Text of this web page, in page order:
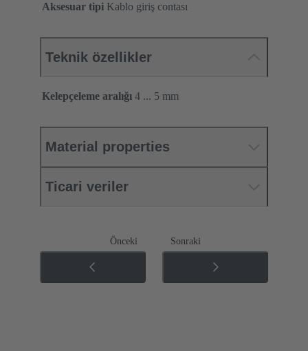
Aksesuar tipi Kablo giriş contası
Teknik özellikler
Kelepçeleme aralığı 4 ... 5 mm
Material properties
Ticari veriler
Önceki Sonraki